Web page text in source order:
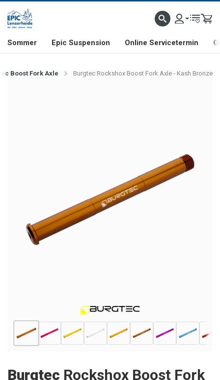
& FREERIDE-SPEZIALIST SCHWEIZER FIRMA SHOP & SHOWROOM IN
Sommer Epic Suspension Online Servicetermin
Boost Fork Axle Burgtec Rockshox Boost Fork Axle - Kash Bronze
Burgtec Rockshox Boost Fork